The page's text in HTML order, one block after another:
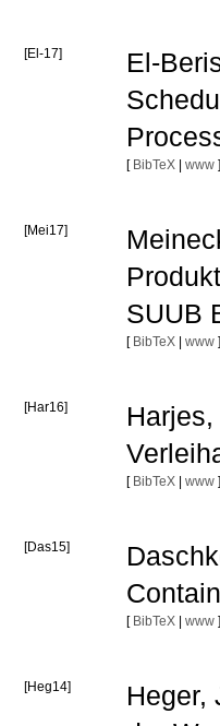
[El-17]
El-
[ BibTeX| www ]
[Mei17]
SUUB
[ BibTeX| www ]
[Har16]
[ BibTeX| www ]
[Das15]
[ BibTeX| www ]
[Heg14]
Heger,